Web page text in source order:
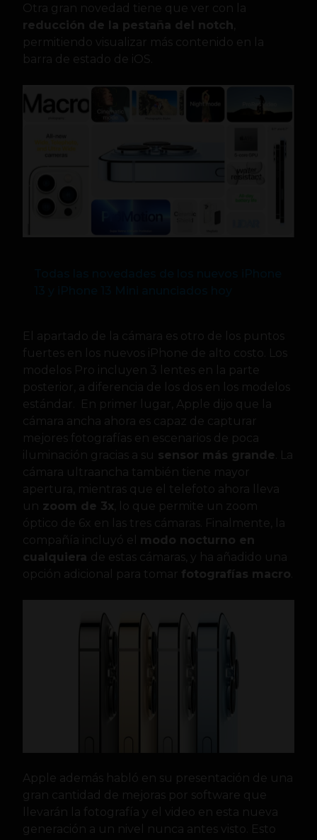
Otra gran novedad tiene que ver con la
reducción de la pestaña del notch
permitiendo visualizar más contenido en la
barra de estado de iOS.
El apartado de la cámara es otro de los puntos
fuertes en los nuevos iPhone de alto costo. Los
modelos Pro incluyen 3 lentes en la parte
posterior, a diferencia de los dos en los modelos
estándar. En primer lugar, Apple dijo que la
cámara ancha ahora es capaz de capturar
mejores fotografías en escenarios de poca
iluminación gracias a su sensor más grande . La
cámara ultraancha también tiene mayor
apertura, mientras que el telefoto ahora lleva
un zoom de 3x , lo que permite un zoom
óptico de 6x en las tres cámaras. Finalmente, la
compañía incluyó el modo nocturno en
cualquiera de estas cámaras, y ha añadido una
opción adicional para tomar fotografías macro
Apple además habló en su presentación de una
gran cantidad de mejoras por software que
llevarán la fotografía y el video en esta nueva
generación a un nivel nunca antes visto. Esto